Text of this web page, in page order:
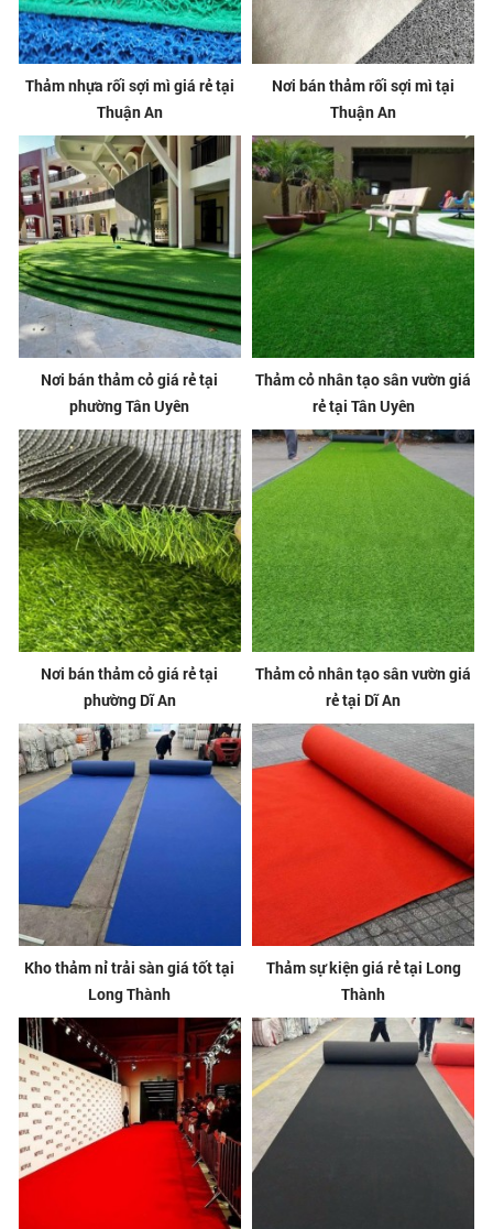
Thảm nhựa rối sợi mì giá rẻ tại
Thuận An
Nơi bán thảm rối sợi mì tại
Thuận An
Nơi bán thảm cỏ giá rẻ tại
phường Tân Uyên
Thảm cỏ nhân tạo sân vườn giá
rẻ tại Tân Uyên
Nơi bán thảm cỏ giá rẻ tại
phường Dĩ An
Thảm cỏ nhân tạo sân vườn giá
rẻ tại Dĩ An
Kho thảm nỉ trải sàn giá tốt tại
Long Thành
Thảm sự kiện giá rẻ tại Long
Thành